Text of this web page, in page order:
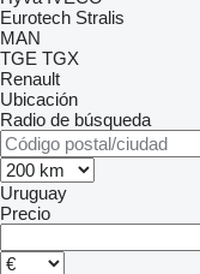
Eurotech Stralis
MAN
TGE TGX
Renault
Ubicación
Radio de búsqueda
Uruguay
Precio